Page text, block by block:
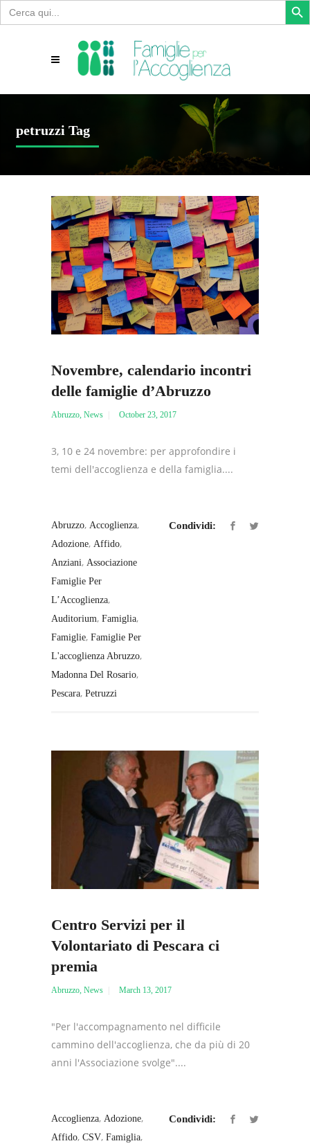
Search
for:
petruzzi Tag
Novembre, calendario incontri
delle famiglie d’Abruzzo
Abruzzo News October 23, 2017
3, 10 e 24 novembre: per approfondire i
temi dell'accoglienza e della famiglia....
Abruzzo, Accoglienza,
Adozione, Affido,
Anziani, Associazione
Famiglie Per
L’Accoglienza,
Auditorium, Famiglia,
Famiglie, Famiglie Per
L'accoglienza Abruzzo,
Madonna Del Rosario,
Pescara, Petruzzi
Condividi:
Centro Servizi per il
Volontariato di Pescara ci
premia
Abruzzo News March 13, 2017
"Per l'accompagnamento nel difficile
cammino dell'accoglienza, che da più di 20
anni l'Associazione svolge"....
Accoglienza, Adozione,
Affido, CSV, Famiglia,
Condividi: